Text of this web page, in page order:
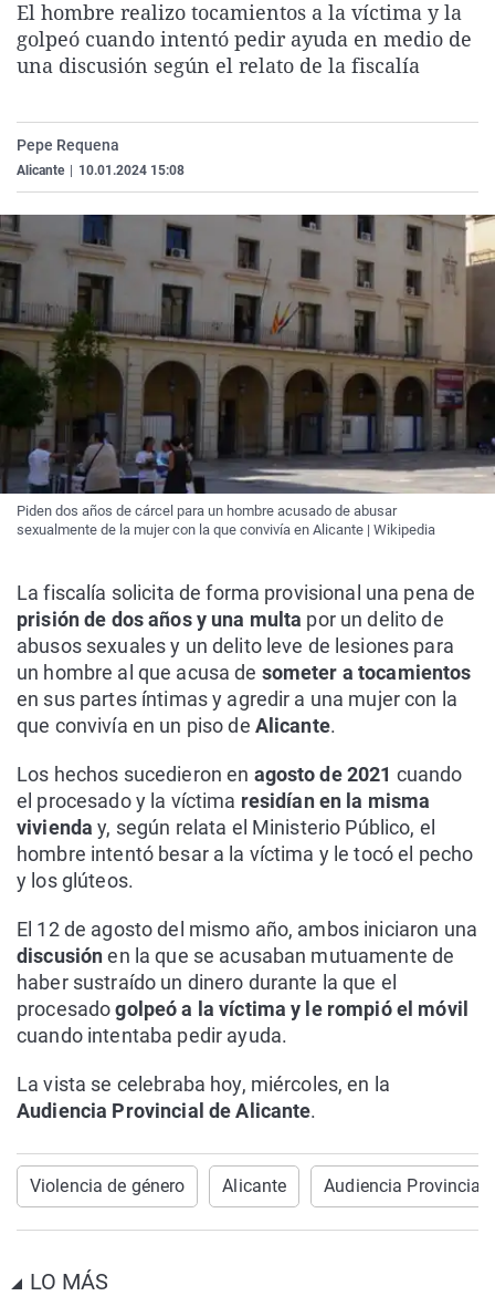
La rosa de los vientos
Gente viajera
Caso
Retornados
Extremadura
Galicia
Virales
Televisión
El hombre realizo tocamientos a la víctima y la
golpeó cuando intentó pedir ayuda en medio de
una discusión según el relato de la fiscalía
Pepe Requena
Alicante 10.01.2024 15:08
Piden dos años de cárcel para un hombre acusado de abusar
sexualmente de la mujer con la que convivía en Alicante | Wikipedia
La fiscalía solicita de forma provisional una pena de
prisión de dos años y una multa por un delito de
abusos sexuales y un delito leve de lesiones para
un hombre al que acusa de someter a tocamientos
en sus partes íntimas y agredir a una mujer con la
que convivía en un piso de Alicante.
Los hechos sucedieron en agosto de 2021 cuando
el procesado y la víctima residían en la misma
vivienda y, según relata el Ministerio Público, el
hombre intentó besar a la víctima y le tocó el pecho
y los glúteos.
El 12 de agosto del mismo año, ambos iniciaron una
discusiónen la que se acusaban mutuamente de
haber sustraído un dinero durante la que el
procesadogolpeó a la víctima y le rompió el móvil
cuando intentaba pedir ayuda.
La vista se celebraba hoy, miércoles, en la
Audiencia Provincial de Alicante.
Violencia de género Alicante Audiencia Provincial
LO MÁS